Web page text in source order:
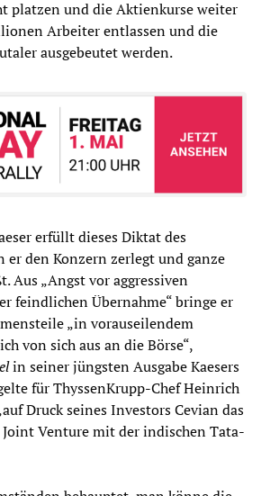
platzen und die Aktienkurse weiter
Arbeiter entlassen und die
ausgebeutet werden.
erfüllt dieses Diktat des
er den Konzern zerlegt und ganze
Aus „Angst vor aggressiven
feindlichen Übernahme“ bringe er
„in vorauseilendem
von sich aus an die Börse“,
in seiner jüngsten Ausgabe Kaesers
für ThyssenKrupp-Chef Heinrich
Druck seines Investors Cevian das
Venture mit der indischen Tata-